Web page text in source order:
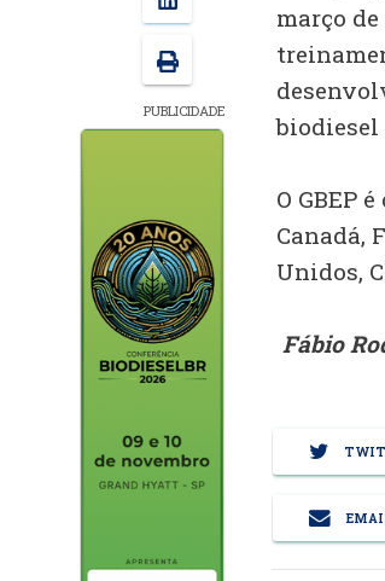
PUBLICIDADE
março
biodiesel
O GBEP
Canadá,
Unidos,
Fábio